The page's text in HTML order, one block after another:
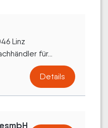
Linz
für...
Details